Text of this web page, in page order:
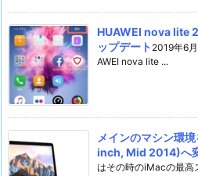
HUAWEI nova lite
ップデート 2019年6
AWEI nova lite ...
メインのマシン環
inch, Mid 2014)へ
はその時のiMacの最高